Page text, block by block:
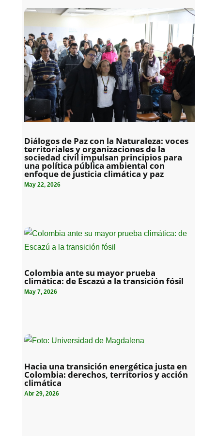
Diálogos de Paz con la Naturaleza: voces
territoriales y organizaciones de la
sociedad civil impulsan principios para
una política pública ambiental con
enfoque de justicia climática y paz
May 22, 2026
Colombia ante su mayor prueba
climática: de Escazú a la transición fósil
May 7, 2026
Hacia una transición energética justa en
Colombia: derechos, territorios y acción
climática
Abr 29, 2026